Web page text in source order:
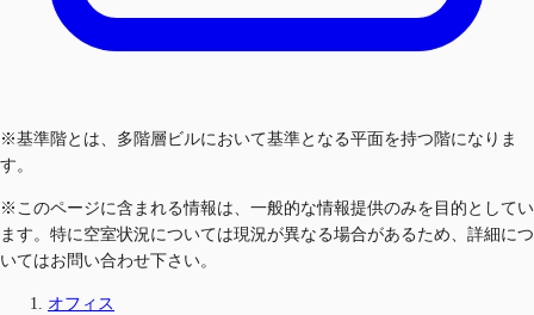
※基準階とは、多階層ビルにおいて基準となる平面を持つ階になりま
す。
※このページに含まれる情報は、一般的な情報提供のみを目的としてい
ます。特に空室状況については現況が異なる場合があるため、詳細につ
いてはお問い合わせ下さい。
オフィス